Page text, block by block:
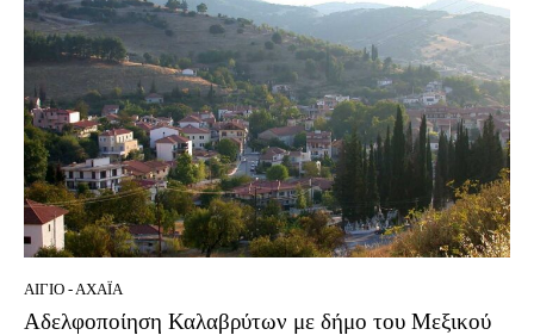
ΑΊΓΙΟ - ΑΧΑΪ́Α
Αδελφοποίηση Καλαβρύτων με δήμο του Μεξικού